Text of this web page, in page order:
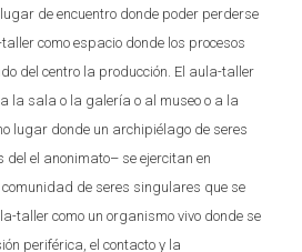
de encuentro donde poder perderse
como espacio donde los procesos
del centro la producción. El aula-taller
la sala o la galería o al museo o a la
lugar donde un archipiélago de seres
el anonimato– se ejercitan en
de seres singulares que se
taller como un organismo vivo donde se
periférica, el contacto y la